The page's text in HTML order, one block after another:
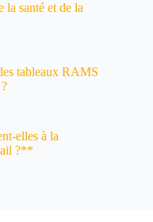
la santé et de la
tableaux RAMS
elles à la
?**